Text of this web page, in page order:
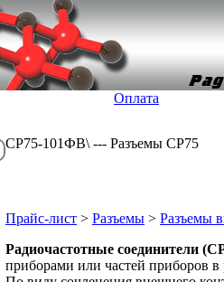
Оплата
СР75-101ФВ\ --- Разъемы СР75
Прайс-лист > Разъемы > Разъемы
Радиочастотные соединители
приборами или частей приборов в